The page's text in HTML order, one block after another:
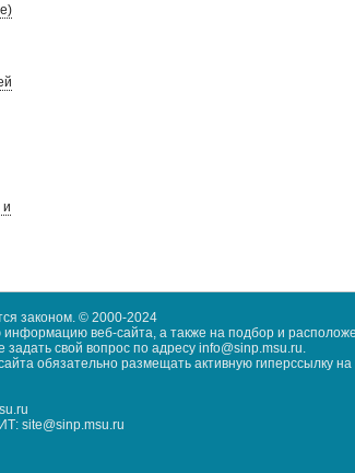
и
законом. © 2000-2024
информацию веб-сайта, а также на подбор и
свой вопрос по адресу info@sinp.msu.ru.
обязательно размещать активную гиперссылку на
site@sinp.msu.ru